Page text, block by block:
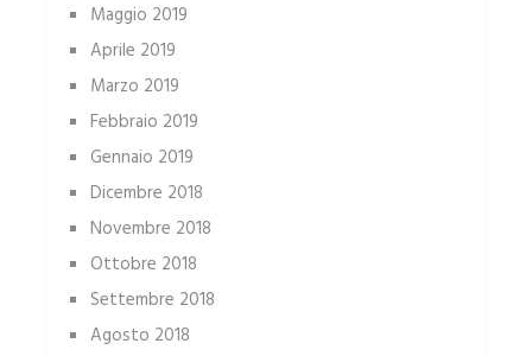
Maggio 2019
Aprile 2019
Marzo 2019
Febbraio 2019
Gennaio 2019
Dicembre 2018
Novembre 2018
Ottobre 2018
Settembre 2018
Agosto 2018